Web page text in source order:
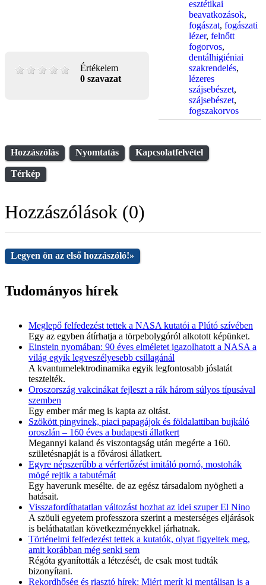
Értékelem
0 szavazat
esztétikai
beavatkozások,
fogászat, fogászati
lézer, felnőtt
fogorvos,
dentálhigiéniai
szakrendelés,
lézeres
szájsebészet,
szájsebészet,
fogszakorvos
Hozzászólás Nyomtatás Kapcsolatfelvétel
Térkép
Hozzászólások (0)
Legyen ön az első hozzászóló!»
Tudományos hírek
Meglepő felfedezést tettek a NASA kutatói a Plútó szívében
Egy az egyben átírhatja a törpebolygóról alkotott képünket.
Einstein nyomában: 90 éves elméletet igazolhatott a NASA a
világ egyik legveszélyesebb csillagánál
A kvantumelektrodinamika egyik legfontosabb jóslatát
tesztelték.
Oroszország vakcinákat fejleszt a rák három súlyos típusával
szemben
Egy ember már meg is kapta az oltást.
Szökött pingvinek, piaci papagájok és földalattiban bujkáló
oroszlán – 160 éves a budapesti állatkert
Megannyi kaland és viszontagság után megérte a 160.
születésnapját is a fővárosi állatkert.
Egyre népszerűbb a vérfertőzést imitáló pornó, mostohák
mögé rejtik a tabutémát
Egy haverunk mesélte. de az egész társadalom nyögheti a
hatásait.
Visszafordíthatatlan változást hozhat az idei szuper El Nino
A szöuli egyetem professzora szerint a mesterséges eljárások
is beláthatatlan következményekkel járhatnak.
Történelmi felfedezést tettek a kutatók, olyat figyeltek meg,
amit korábban még senki sem
Régóta gyanították a létezését, de csak most tudták
bizonyítani.
Rekordhőség és riasztó hírek: Miért merít ki mentálisan is a